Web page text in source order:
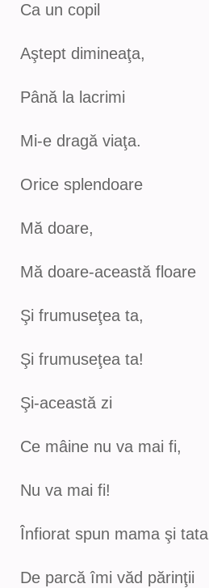
Ca un copil
Aştept dimineaţa,
Până la lacrimi
Mi-e dragă viaţa.
Orice splendoare
Mă doare,
Mă doare-această floare
Şi frumuseţea ta,
Şi frumuseţea ta!
Şi-această zi
Ce mâine nu va mai fi,
Nu va mai fi!
Înfiorat spun mama şi tata
De parcă îmi văd părinţii